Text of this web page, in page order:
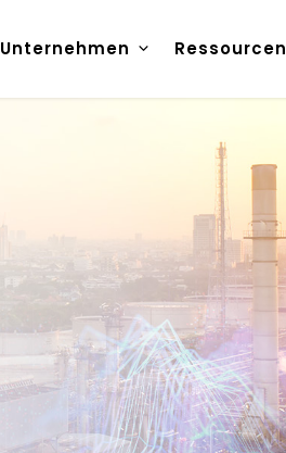
Unternehmen Ressourcen